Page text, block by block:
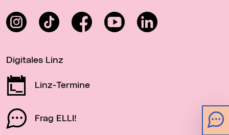
InstagramTikTok FacebookYouTube LinkedIn
Digitales Linz
Linz-Termine
Frag ELLI!